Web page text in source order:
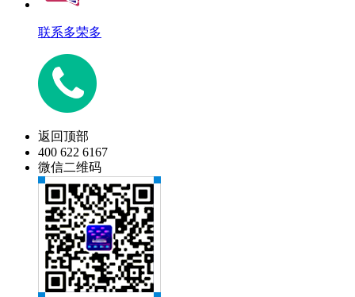
联系多荣多
返回顶部
400 622 6167
微信二维码